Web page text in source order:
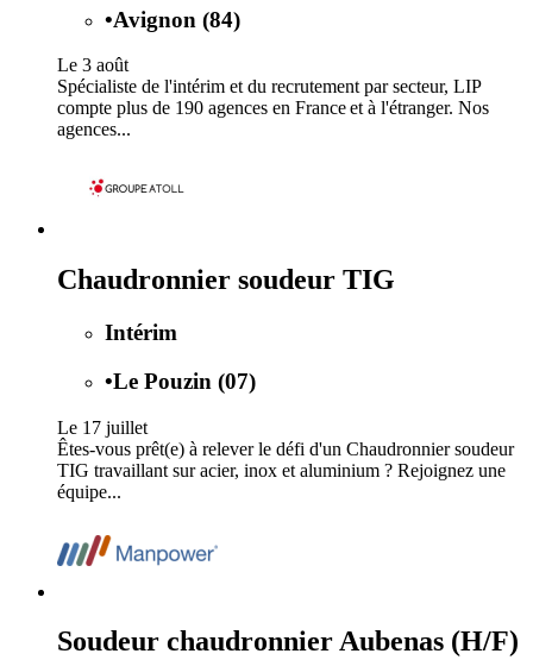
•Avignon (84)
Le 3 août
Spécialiste de l'intérim et du recrutement par secteur, LIP
compte plus de 190 agences en France et à l'étranger. Nos
agences...
Chaudronnier soudeur TIG
Intérim
•Le Pouzin (07)
Le 17 juillet
Êtes-vous prêt(e) à relever le défi d'un Chaudronnier soudeur
TIG travaillant sur acier, inox et aluminium ? Rejoignez une
équipe...
Soudeur chaudronnier Aubenas (H/F)